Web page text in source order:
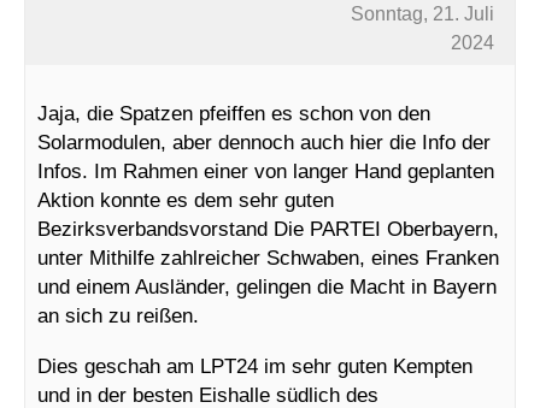
Sonntag, 21. Juli
2024
Jaja, die Spatzen pfeiffen es schon von den
Solarmodulen, aber dennoch auch hier die Info der
Infos. Im Rahmen einer von langer Hand geplanten
Aktion konnte es dem sehr guten
Bezirksverbandsvorstand Die PARTEI Oberbayern,
unter Mithilfe zahlreicher Schwaben, eines Franken
und einem Ausländer, gelingen die Macht in Bayern
an sich zu reißen.
Dies geschah am LPT24 im sehr guten Kempten
und in der besten Eishalle südlich des